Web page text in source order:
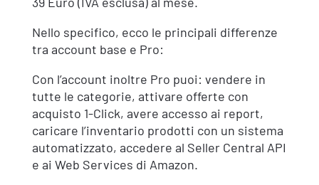
Nello specifico, ecco le principali differenze
tra account base e Pro:
Con l’account inoltre Pro puoi: vendere in
tutte le categorie, attivare offerte con
acquisto 1-Click, avere accesso ai report,
caricare l’inventario prodotti con un sistema
automatizzato, accedere al Seller Central API
e ai Web Services di Amazon.